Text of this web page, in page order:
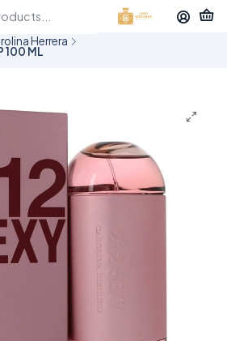
EN TUBBEES ESTE DÍA DEL NIÑO!
Herrera
100 ML